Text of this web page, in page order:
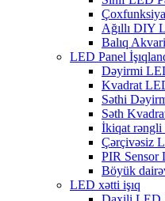
Ağıllı DIY
Balıq
LED Panel
Dəyirmi
Kvadrat
Səthi
Səth
İkiqat rəngli
Çərçivəsiz
PIR Sensor
Böyük
LED xətti işıq